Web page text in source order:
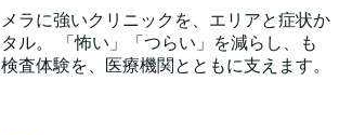
ラに強いクリニックを、エリアと症状か
ル。 「怖い」「つらい」を減らし、も
査体験を、医療機関とともに支えます。